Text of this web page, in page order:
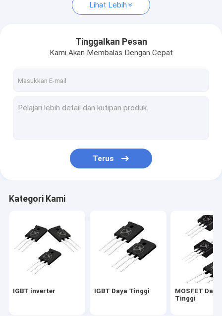
IGBT inverter
IGBT Daya Tinggi
MOSFET Tegangan Tinggi
VF rendah Schottky
Semikonduktor Daya Tinggi
MOSFET Silikon Karbida
Lihat Lebih
Tinggalkan Pesan
Kami Akan Membalas Dengan Cepat
Terus
Kategori Kami
IGBT inverter IGBT Daya Tinggi
MOSFET Daya
Tinggi